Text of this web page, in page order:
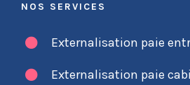
NOS SERVICES
Externalisation paie
Externalisation paie